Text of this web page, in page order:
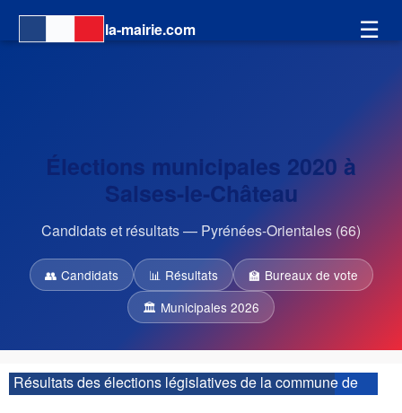
la-mairie.com ☰
Élections municipales 2020 à
Salses-le-Château
Candidats et résultats — Pyrénées-Orientales (66)
👥 Candidats 📊 Résultats
🏫 Bureaux de vote
🏛 Municipales 2026
Résultats des élections législatives de la commune de
Salses-le-Château :| 2ème circonscription